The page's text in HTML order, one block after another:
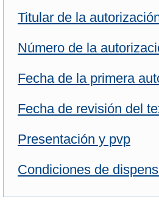
Titular de la
Número de la
Fecha de la primera
Fecha de revisión del
Presentación y pvp
Condiciones de